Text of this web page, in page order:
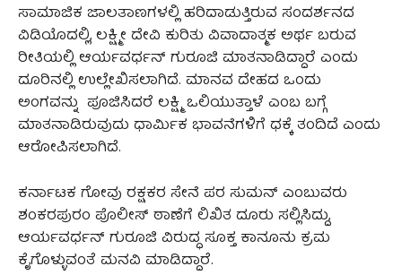
ಸಾಮಾಜಿಕ ಜಾಲತಾಣಗಳಲ್ಲಿ ಹರಿದಾಡುತ್ತಿರುವ ಸಂದರ್ಶನದ
ವಿಡಿಯೊದಲ್ಲಿ, ಲಕ್ಷ್ಮೀ ದೇವಿ ಕುರಿತು ವಿವಾದಾತ್ಮಕ ಅರ್ಥ ಬರುವ
ರೀತಿಯಲ್ಲಿ ಆರ್ಯವರ್ಧನ್ ಗುರೂಜಿ ಮಾತನಾಡಿದ್ದಾರೆ ಎಂದು
ದೂರಿನಲ್ಲಿ ಉಲ್ಲೇಖಿಸಲಾಗಿದೆ. ಮಾನವ ದೇಹದ ಒಂದು
ಅಂಗವನ್ನು ಪೂಜಿಸಿದರೆ ಲಕ್ಷ್ಮಿ ಒಲಿಯುತ್ತಾಳೆ ಎಂಬ ಬಗ್ಗೆ
ಮಾತನಾಡಿರುವುದು ಧಾರ್ಮಿಕ ಭಾವನೆಗಳಿಗೆ ಧಕ್ಕೆ ತಂದಿದೆ ಎಂದು
ಆರೋಪಿಸಲಾಗಿದೆ.
ಕರ್ನಾಟಕ ಗೋವು ರಕ್ಷಕರ ಸೇನೆ ಪರ ಸುಮನ್‌ ಎಂಬುವರು
ಶಂಕರಪುರಂ ಪೊಲೀಸ್ ಠಾಣೆಗೆ ಲಿಖಿತ ದೂರು ಸಲ್ಲಿಸಿದ್ದು,
ಆರ್ಯವರ್ಧನ್ ಗುರೂಜಿ ವಿರುದ್ಧ ಸೂಕ್ತ ಕಾನೂನು ಕ್ರಮ
ಕೈಗೊಳ್ಳುವಂತೆ ಮನವಿ ಮಾಡಿದ್ದಾರೆ.